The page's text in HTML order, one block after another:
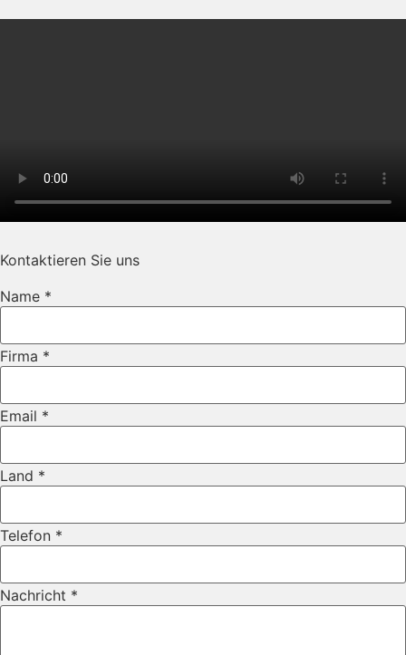
Kontaktieren Sie uns
Name *
Firma *
Email *
Land *
Telefon *
Nachricht *